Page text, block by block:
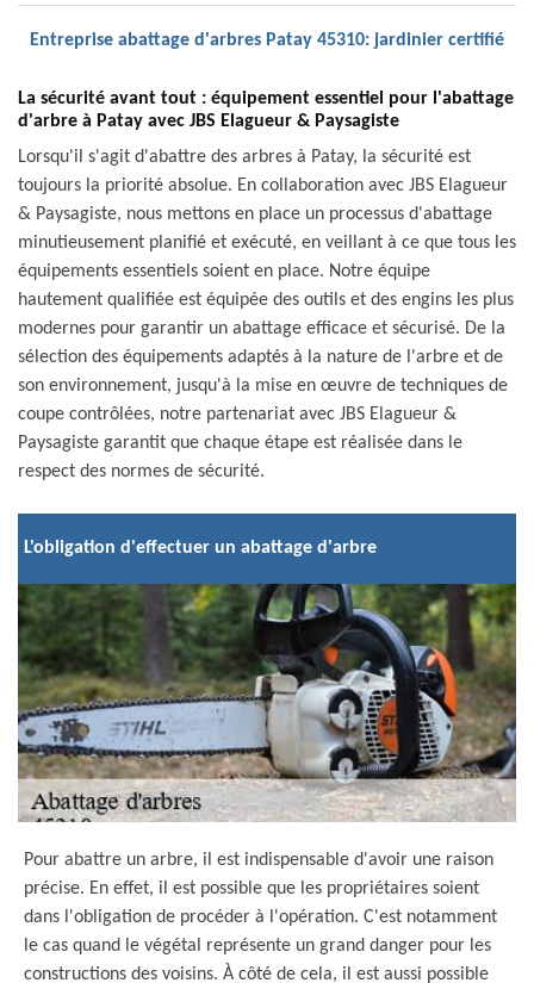
Entreprise abattage d'arbres Patay 45310: jardinier certifié
La sécurité avant tout : équipement essentiel pour l'abattage
d'arbre à Patay avec JBS Elagueur & Paysagiste
Lorsqu'il s'agit d'abattre des arbres à Patay, la sécurité est
toujours la priorité absolue. En collaboration avec JBS Elagueur
& Paysagiste, nous mettons en place un processus d'abattage
minutieusement planifié et exécuté, en veillant à ce que tous les
équipements essentiels soient en place. Notre équipe
hautement qualifiée est équipée des outils et des engins les plus
modernes pour garantir un abattage efficace et sécurisé. De la
sélection des équipements adaptés à la nature de l'arbre et de
son environnement, jusqu'à la mise en œuvre de techniques de
coupe contrôlées, notre partenariat avec JBS Elagueur &
Paysagiste garantit que chaque étape est réalisée dans le
respect des normes de sécurité.
L'obligation d'effectuer un abattage d'arbre
Pour abattre un arbre, il est indispensable d'avoir une raison
précise. En effet, il est possible que les propriétaires soient
dans l'obligation de procéder à l'opération. C'est notamment
le cas quand le végétal représente un grand danger pour les
constructions des voisins. À côté de cela, il est aussi possible